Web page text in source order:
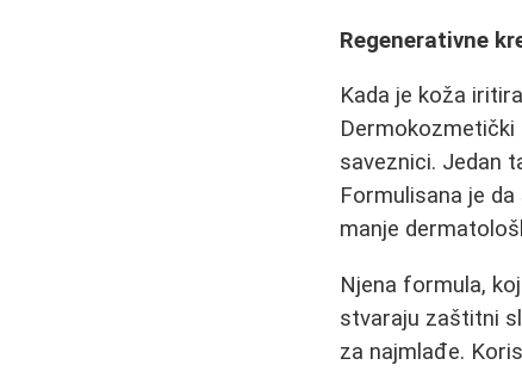
Regenerativne
Kada je koža
saveznici. Jedan
Formulisana je da
manje
Njena formula,
stvaraju zaštitni
za najmlađe.